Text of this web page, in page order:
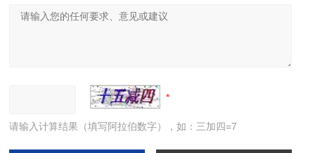
请输入计算结果（填写阿拉伯数字），如：三加四=7